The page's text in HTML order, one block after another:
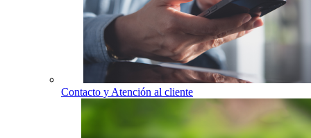
Contacto y Atención al cliente